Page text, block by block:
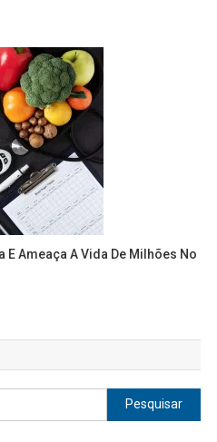
Ameaça A Vida De Milhões No
Pesquisar
por: